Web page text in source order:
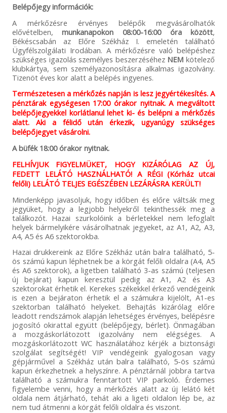
Belépőjegy információk:
A mérkőzésre érvényes belépők megvásárolhatók
elővételben,munkanapokon 08:00-16:00 óra között,
Békéscsabán az Előre Székház I. emeletén található
Ügyfélszolgálati Irodában. A mérkőzésre való belépéshez
szükséges igazolás személyes beszerzéséhez NEMkötelező
klubkártya, sem személyazonosításra alkalmas igazolvány.
Tizenöt éves kor alatt a belépés ingyenes.
Természetesen a mérkőzés napján is lesz jegyértékesítés. A
pénztárak egységesen 17:00 órakor nyitnak. A megváltott
belépőjegyekkel korlátlanul lehet ki- és belépni a mérkőzés
alatt. Aki a félidő után érkezik, ugyanúgy szükséges
belépőjegyet vásárolni.
A büfék 18:00 órakor nyitnak.
FELHÍVJUK FIGYELMÜKET, HOGY KIZÁRÓLAG AZ ÚJ,
FEDETT LELÁTÓ HASZNÁLHATÓ! A RÉGI (Kórház utcai
felőli) LELÁTÓ TELJES EGÉSZÉBEN LEZÁRÁSRA KERÜLT!
Mindenképp javasoljuk, hogy időben és előre váltsák meg
jegyüket, hogy a legjobb helyekről tekinthessék meg a
találkozót. Hazai szurkolóink a bérletekkel nem lefoglalt
helyek bármelyikére vásárolhatnak jegyeket, az A1, A2, A3,
A4, A5 és A6 szektorokba.
Hazai drukkereink az Előre Székház után balra található, 5-
ös számú kapun léphetnek be a körgát felőli oldalra (A4, A5
és A6 szektorok), a ligetben található 3-as számú (teljesen
új bejárat) kapun keresztül pedig az A1, A2 és A3
szektorokat érhetik el. Kerekes székekkel érkező vendégeink
is ezen a bejáraton érhetik el a számukra kijelölt, A1-es
szektorban található helyeket. Behajtás kizárólag előre
leadott rendszámok alapján lehetséges érvényes, belépésre
jogosító okirattal együtt (belépőjegy, bérlet). Önmagában
a mozgáskorlátozott igazolvány nem elégséges. A
mozgáskorlátozott WC használatához kérjék a biztonsági
szolgálat segítségét! VIP vendégeink gyalogosan vagy
gépjárművel a Székház után balra található, 5-ös számú
kapun érkezhetnek a helyszínre. A pénztárnál jobbra tartva
található a számukra fenntartott VIP parkoló. Érdemes
figyelembe venni, hogy a mérkőzés alatt az új lelátó két
oldala nem átjárható, tehát aki a ligeti oldalon lép be, az
nem tud átmenni a körgát felőli oldalra és viszont.